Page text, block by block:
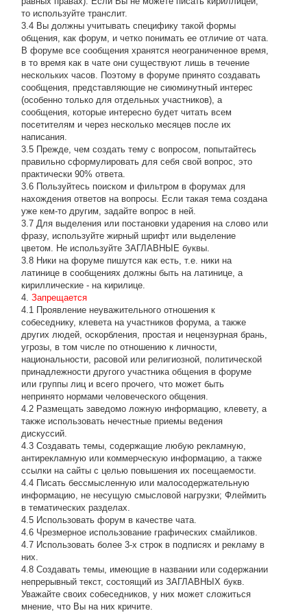
то используйте транслит.
3.4 Вы должны учитывать специфику такой формы
общения, как форум, и четко понимать ее отличие от чата.
В форуме все сообщения хранятся неограниченное время,
в то время как в чате они существуют лишь в течение
нескольких часов. Поэтому в форуме принято создавать
сообщения, представляющие не сиюминутный интерес
(особенно только для отдельных участников), а
сообщения, которые интересно будет читать всем
посетителям и через несколько месяцев после их
написания.
3.5 Прежде, чем создать тему с вопросом, попытайтесь
правильно сформулировать для себя свой вопрос, это
практически 90% ответа.
3.6 Пользуйтесь поиском и фильтром в форумах для
нахождения ответов на вопросы. Если такая тема создана
уже кем-то другим, задайте вопрос в ней.
3.7 Для выделения или постановки ударения на слово или
фразу, используйте жирный шрифт или выделение
цветом. Не используйте ЗАГЛАВНЫЕ буквы.
3.8 Ники на форуме пишутся как есть, т.е. ники на
латинице в сообщениях должны быть на латинице, а
кириллические - на кирилице.
4.Запрещается
4.1 Проявление неуважительного отношения к
собеседнику, клевета на участников форума, а также
других людей, оскорбления, простая и нецензурная брань,
угрозы, в том числе по отношению к личности,
национальности, расовой или религиозной, политической
принадлежности другого участника общения в форуме
или группы лиц и всего прочего, что может быть
непринято нормами человеческого общения.
4.2 Размещать заведомо ложную информацию, клевету, а
также использовать нечестные приемы ведения
дискуссий.
4.3 Создавать темы, содержащие любую рекламную,
антирекламную или коммерческую информацию, а также
ссылки на сайты с целью повышения их посещаемости.
4.4 Писать бессмысленнyю или малосодеpжательнyю
инфоpмацию, не несущую смысловой нагрузки; Флеймить
в тематических разделах.
4.5 Использовать форум в качестве чата.
4.6 Чрезмерное использование графических смайликов.
4.7 Использовать более 3-х строк в подписях и рекламу в
них.
4.8 Создавать темы, имеющие в названии или содержании
непрерывный текст, состоящий из ЗАГЛАВНЫХ букв.
Уважайте своих собеседников, у них может сложиться
мнение, что Вы на них кричите.